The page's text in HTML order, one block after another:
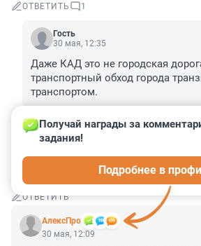
ОТВЕТИТЬ 1
Гость
30 мая, 12:35
Даже КАД это не городская
транспортный обход города
транспортом.
ОТВЕТИТЬ
Гость
Реклама Газпромнефти? Сколько
ОТВЕТИТЬ
АлексПро
Получай награды за
задания!
Подробнее в
30 мая, 12:09